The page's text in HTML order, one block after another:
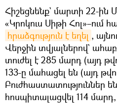
Հիշեցնենք` մարտի 22-ին
«Կրոկուս Սիթի Հոլ»–ում
հրաձգություն է եղել ,
Վերջին տվյալներով`
տուժել է 285 մարդ (այդ
133-ը մահացել են (այդ
Բուժհաստատություններ
հոսպիտալացվել 114